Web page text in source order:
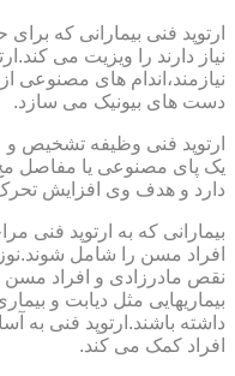
ارتوپد فنی بیمارانی که
نیاز دارند را ویزیت می
نیازمند،اندام های مصنوعی
دست های بیونیک می سازد.
ارتوپد فنی وظیفه تشخیص و
یک پای مصنوعی یا مفاصل
دارد و هدف وی افزایش
بیمارانی که به ارتوپد فنی
افراد مسن را شامل
نقص مادرزادی و افراد مسن
بیماریهایی مثل دیابت و
داشته باشند.ارتوپد فنی به
افراد کمک می کند.